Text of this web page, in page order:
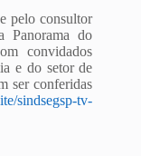
pelo consultor
Panorama do
convidados
e do setor de
ser conferidas
sindsegsp-tv-